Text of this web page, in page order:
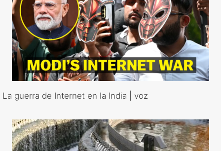
La guerra de Internet en la India | voz